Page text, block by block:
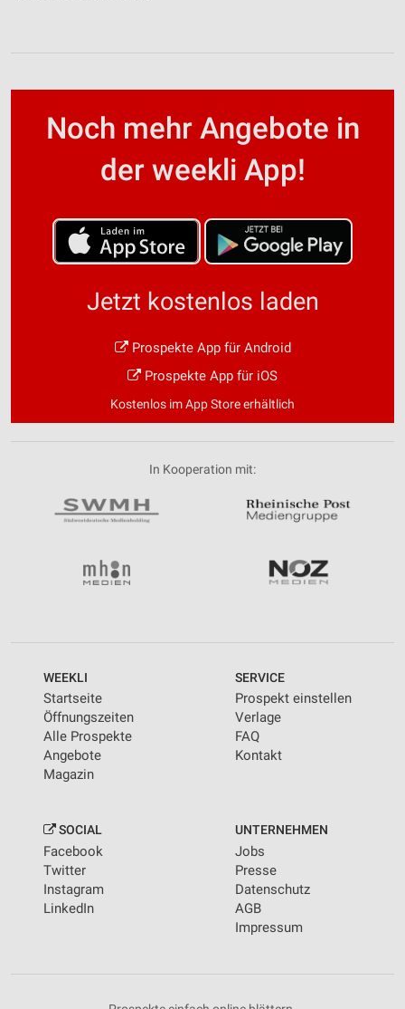
Noch mehr Angebote in
der weekli App!
Jetzt kostenlos laden
Prospekte App für Android
Prospekte App für iOS
Kostenlos im App Store erhältlich
In Kooperation mit:
WEEKLI
Startseite
Öffnungszeiten
Alle Prospekte
Angebote
Magazin
SERVICE
Prospekt einstellen
Verlage
FAQ
Kontakt
SOCIAL
Facebook
Twitter
Instagram
LinkedIn
UNTERNEHMEN
Jobs
Presse
Datenschutz
AGB
Impressum